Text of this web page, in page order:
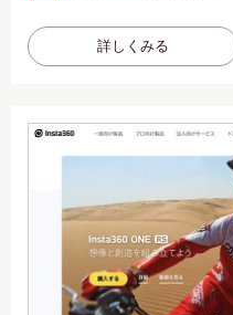
詳しくみる